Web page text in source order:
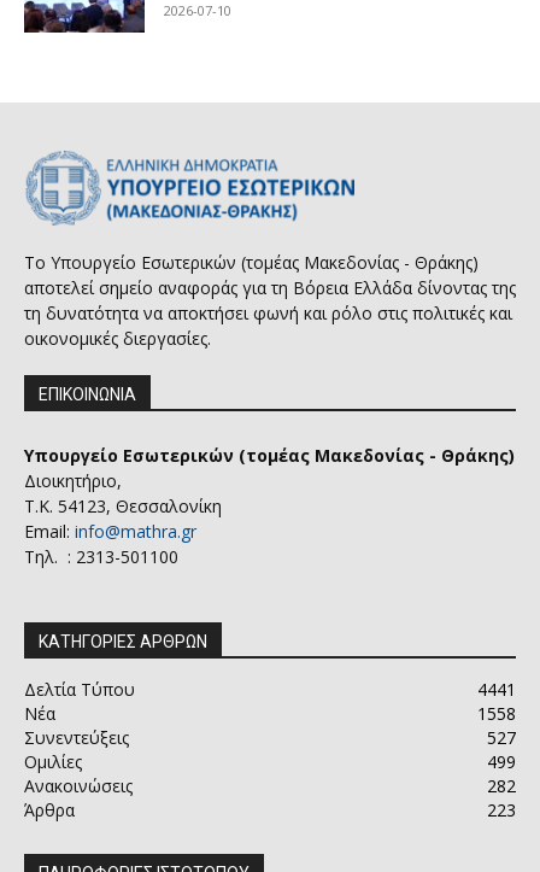
2026-07-10
Το Υπουργείο Εσωτερικών (τομέας Μακεδονίας - Θράκης)
αποτελεί σημείο αναφοράς για τη Βόρεια Ελλάδα δίνοντας της
τη δυνατότητα να αποκτήσει φωνή και ρόλο στις πολιτικές και
οικονομικές διεργασίες.
ΕΠΙΚΟΙΝΩΝΙΑ
Υπουργείο Εσωτερικών (τομέας Μακεδονίας - Θράκης)
Διοικητήριο,
Τ.Κ. 54123, Θεσσαλονίκη
Email: info@mathra.gr
Τηλ. : 2313-501100
ΚΑΤΗΓΟΡΙΕΣ ΑΡΘΡΩΝ
Δελτία Τύπου
4441
Νέα
1558
Συνεντεύξεις
527
Ομιλίες
499
Ανακοινώσεις
282
Άρθρα
223